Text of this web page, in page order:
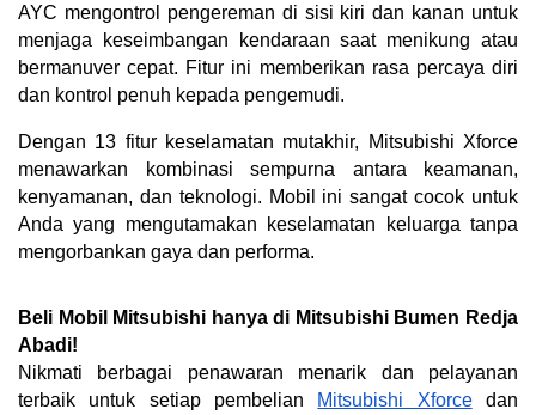
AYC mengontrol pengereman di sisi kiri dan kanan untuk
menjaga keseimbangan kendaraan saat menikung atau
bermanuver cepat. Fitur ini memberikan rasa percaya diri
dan kontrol penuh kepada pengemudi.
Dengan 13 fitur keselamatan mutakhir, Mitsubishi Xforce
menawarkan kombinasi sempurna antara keamanan,
kenyamanan, dan teknologi. Mobil ini sangat cocok untuk
Anda yang mengutamakan keselamatan keluarga tanpa
mengorbankan gaya dan performa.
Beli Mobil Mitsubishi hanya di Mitsubishi Bumen Redja
Abadi!
Nikmati berbagai penawaran menarik dan pelayanan
terbaik untuk setiap pembelian Mitsubishi Xforce dan